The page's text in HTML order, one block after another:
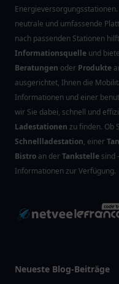
neutrale und umfassende
nach passenden Stationen
Informationsquelle und
Beratungen oder Produkte
ausgerichtet, Ihnen die
Informationen und einer
wir Sie dabei, schnell und
Ladestationen zu finden. Ob
Schnellladestation, einer
Bistro an derTankstelle sind
Informationen zur Verfügung.
Neueste Blog-Beiträge